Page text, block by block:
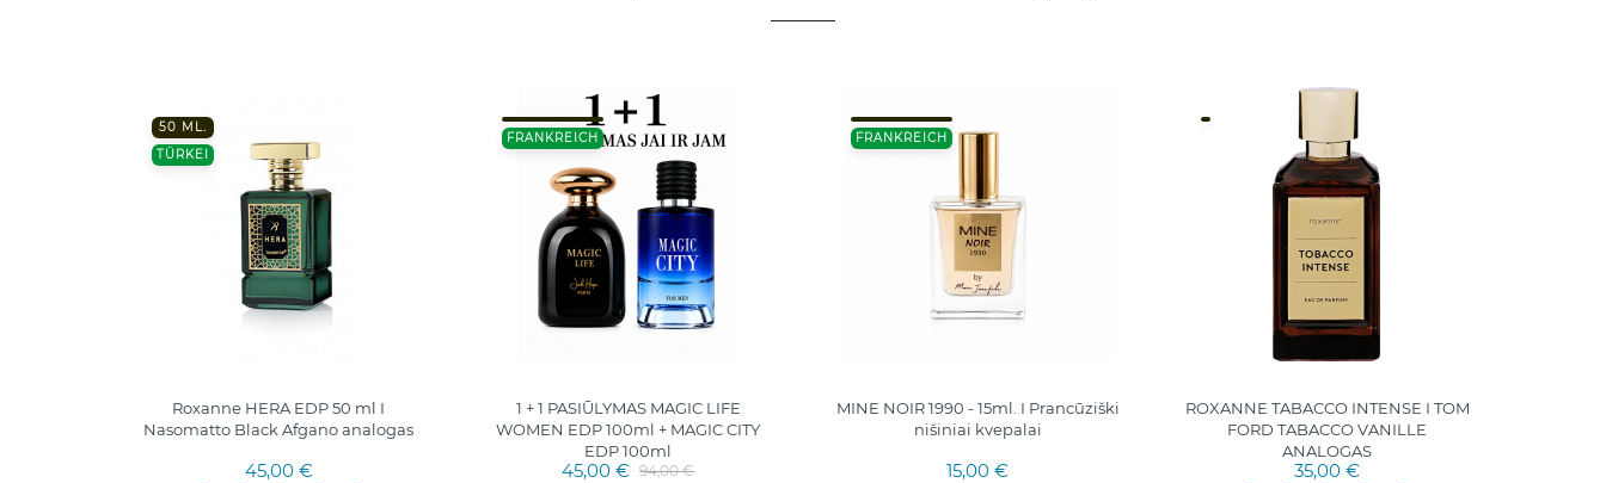
50 ML.
TÜRKEI
Roxanne HERA EDP 50 ml I
Nasomatto Black Afgano analogas
45,00 €
FRANKREICH
1 + 1 PASIŪLYMAS MAGIC LIFE
WOMEN EDP 100ml + MAGIC CITY
EDP 100ml
45,00 € 94,00 €
FRANKREICH
MINE NOIR 1990 - 15ml. I Prancūziški
nišiniai kvepalai
15,00 €
ROXANNE TABACCO INTENSE I TOM
FORD TABACCO VANILLE
ANALOGAS
35,00 €